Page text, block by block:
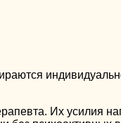
Их усилия